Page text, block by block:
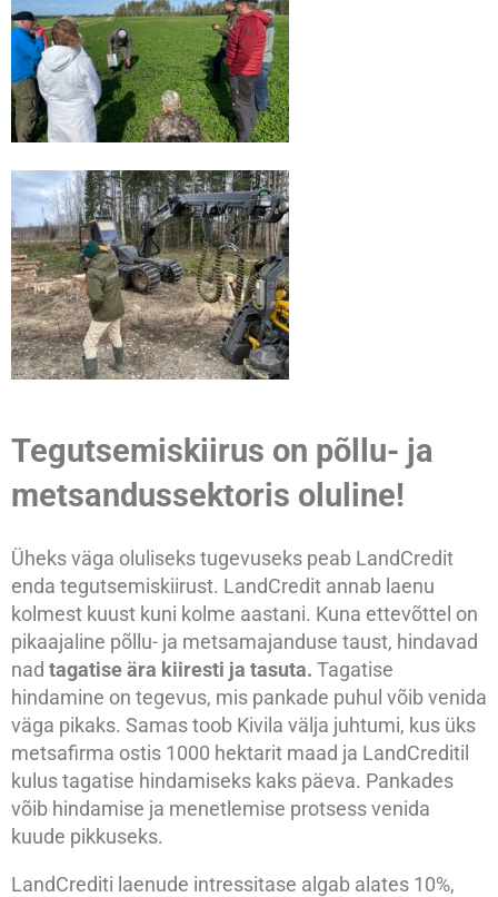
Tegutsemiskiirus on põllu- ja
metsandussektoris oluline!
Üheks väga oluliseks tugevuseks peab LandCredit
enda tegutsemiskiirust. LandCredit annab laenu
kolmest kuust kuni kolme aastani. Kuna ettevõttel on
pikaajaline põllu- ja metsamajanduse taust, hindavad
nad tagatise ära kiiresti ja tasuta. Tagatise
hindamine on tegevus, mis pankade puhul võib venida
väga pikaks. Samas toob Kivila välja juhtumi, kus üks
metsafirma ostis 1000 hektarit maad ja LandCreditil
kulus tagatise hindamiseks kaks päeva. Pankades
võib hindamise ja menetlemise protsess venida
kuude pikkuseks.
LandCrediti laenude intressitase algab alates 10%,